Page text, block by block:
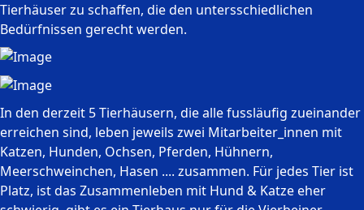
Tierhäuser zu schaffen, die den untersschiedlichen
Bedürfnissen gerecht werden.
In den derzeit 5 Tierhäusern, die alle fussläufig zueinander
erreichen sind, leben jeweils zwei Mitarbeiter_innen mit
Katzen, Hunden, Ochsen, Pferden, Hühnern,
Meerschweinchen, Hasen .... zusammen. Für jedes Tier ist
Platz, ist das Zusammenleben mit Hund & Katze eher